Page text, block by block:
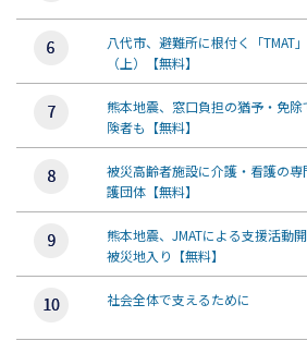
八代市、避難所に根付く「
（上）【無料】
熊本地震、窓口負担の猶予・
険者も【無料】
被災高齢者施設に介護・看護
護団体【無料】
熊本地震、JMATによる支援活
被災地入り【無料】
社会全体で支えるために